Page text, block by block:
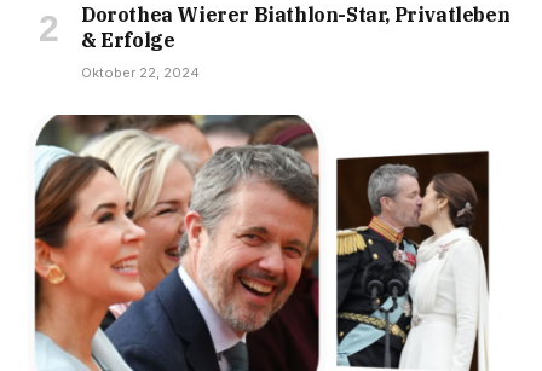
Dorothea Wierer Biathlon-Star, Privatleben
& Erfolge
Oktober 22, 2024